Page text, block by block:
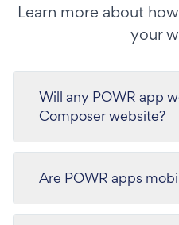
Learn more about
your
Will any POWR app
Composer website?
Are POWR apps